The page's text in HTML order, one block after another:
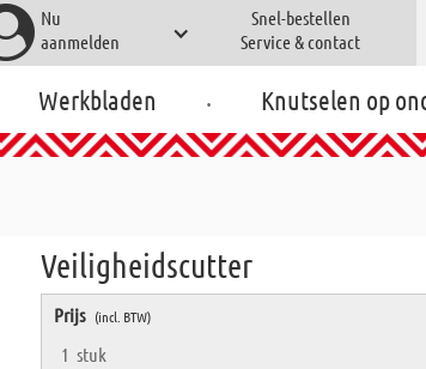
Nu
aanmelden
Snel-bestellen
Service & contact
Werkbladen . Knutselen op
Veiligheidscutter
Prijs (incl. BTW)
1stuk